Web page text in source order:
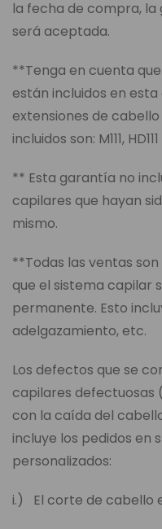
la fecha de compra,
será aceptada.
**Tenga en cuenta
están incluidos en
extensiones de
incluidos son: M111,
** Esta garantía no
capilares que hayan
mismo.
**Todas las ventas
que el sistema capilar
permanente. Esto
adelgazamiento, etc.
Los defectos que se
capilares defectuosas
con la caída del
incluye los pedidos en
personalizados:
i.) El corte de cabello